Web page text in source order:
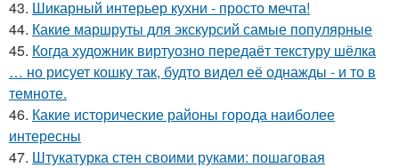
43. Шикарный интерьер кухни - просто мечта!
44. Какие маршруты для экскурсий самые популярные
45. Когда художник виртуозно передаёт текстуру шёлка
… но рисует кошку так, будто видел её однажды - и то в
темноте.
46. Какие исторические районы города наиболее
интересны
47. Штукатурка стен своими руками: пошаговая